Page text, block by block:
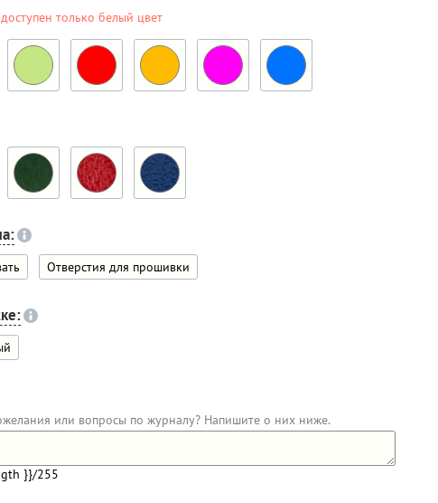
только белый цвет
Отверстия для прошивки
или вопросы по журналу? Напишите о них ниже.
}}/255